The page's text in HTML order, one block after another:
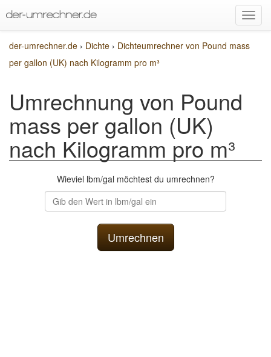
der-umrechner.de › Dichte › Dichteumrechner von Pound mass
per gallon (UK) nach Kilogramm pro m³
Umrechnung von Pound
mass per gallon (UK)
nach Kilogramm pro m³
Wieviel lbm/gal möchtest du umrechnen?